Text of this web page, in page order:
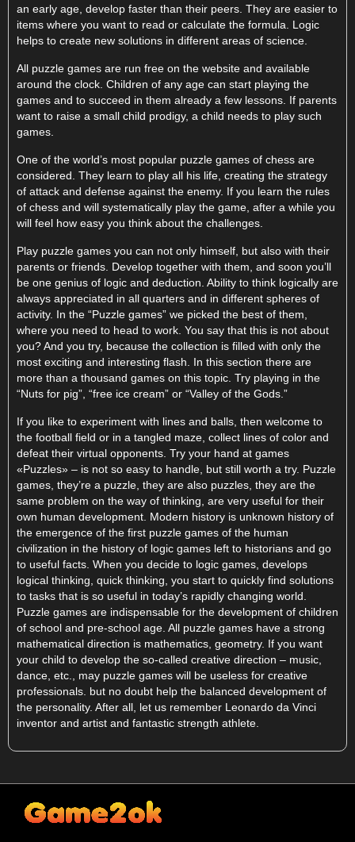
an early age, develop faster than their peers. They are easier to
items where you want to read or calculate the formula. Logic
helps to create new solutions in different areas of science.
All puzzle games are run free on the website and available
around the clock. Children of any age can start playing the
games and to succeed in them already a few lessons. If parents
want to raise a small child prodigy, a child needs to play such
games.
One of the world’s most popular puzzle games of chess are
considered. They learn to play all his life, creating the strategy
of attack and defense against the enemy. If you learn the rules
of chess and will systematically play the game, after a while you
will feel how easy you think about the challenges.
Play puzzle games you can not only himself, but also with their
parents or friends. Develop together with them, and soon you’ll
be one genius of logic and deduction. Ability to think logically are
always appreciated in all quarters and in different spheres of
activity. In the “Puzzle games” we picked the best of them,
where you need to head to work. You say that this is not about
you? And you try, because the collection is filled with only the
most exciting and interesting flash. In this section there are
more than a thousand games on this topic. Try playing in the
“Nuts for pig”, “free ice cream” or “Valley of the Gods.”
If you like to experiment with lines and balls, then welcome to
the football field or in a tangled maze, collect lines of color and
defeat their virtual opponents. Try your hand at games
«Puzzles» – is not so easy to handle, but still worth a try. Puzzle
games, they’re a puzzle, they are also puzzles, they are the
same problem on the way of thinking, are very useful for their
own human development. Modern history is unknown history of
the emergence of the first puzzle games of the human
civilization in the history of logic games left to historians and go
to useful facts. When you decide to logic games, develops
logical thinking, quick thinking, you start to quickly find solutions
to tasks that is so useful in today’s rapidly changing world.
Puzzle games are indispensable for the development of children
of school and pre-school age. All puzzle games have a strong
mathematical direction is mathematics, geometry. If you want
your child to develop the so-called creative direction – music,
dance, etc., may puzzle games will be useless for creative
professionals. but no doubt help the balanced development of
the personality. After all, let us remember Leonardo da Vinci
inventor and artist and fantastic strength athlete.